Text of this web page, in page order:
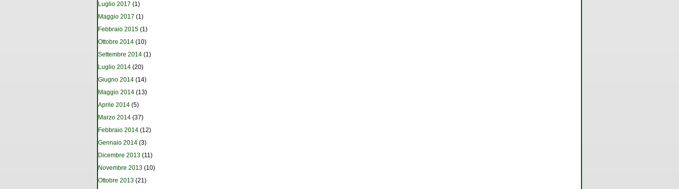
Luglio 2017 (1)
Maggio 2017 (1)
Febbraio 2015 (1)
Ottobre 2014 (10)
Settembre 2014 (1)
Luglio 2014 (20)
Giugno 2014 (14)
Maggio 2014 (13)
Aprile 2014 (5)
Marzo 2014 (37)
Febbraio 2014 (12)
Gennaio 2014 (3)
Dicembre 2013 (11)
Novembre 2013 (10)
Ottobre 2013 (21)